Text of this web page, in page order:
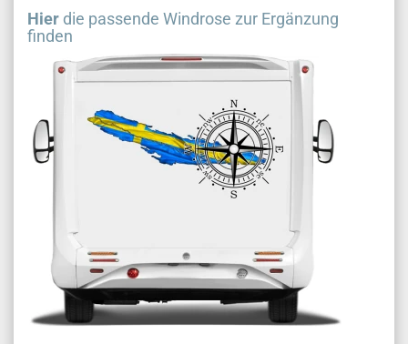
Hier die passende Windrose zur Ergänzung
finden